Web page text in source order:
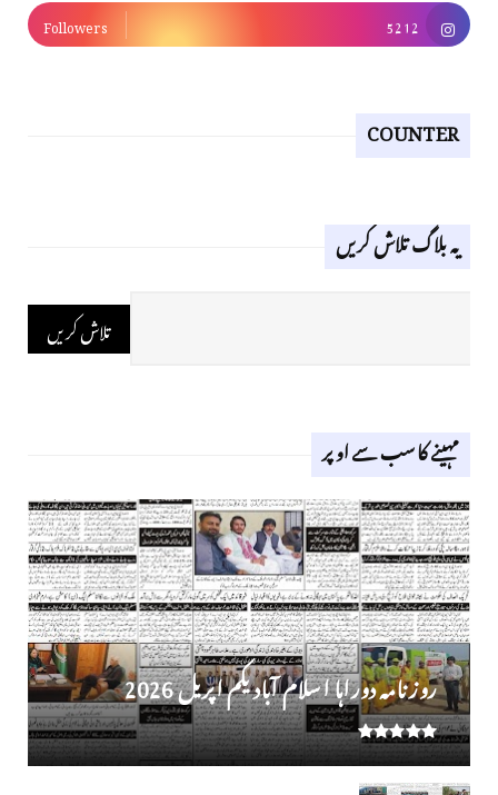
5212
Followers
COUNTER
یہ بلاگ تلاش کریں
مہینے کا سب سے اوپر
روز نامہ دوراہا اسلام آباد یکم اپریل 2026